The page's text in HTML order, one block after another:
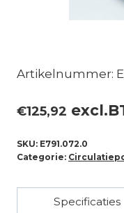
Artikelnummer:
€125,92
SKU: E791.072.0
Categorie:
Specificaties